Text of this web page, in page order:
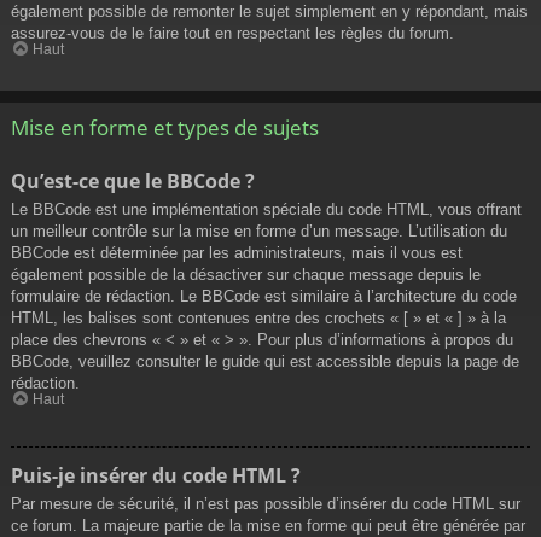
également possible de remonter le sujet simplement en y répondant, mais
assurez-vous de le faire tout en respectant les règles du forum.
Haut
Mise en forme et types de sujets
Qu’est-ce que le BBCode ?
Le BBCode est une implémentation spéciale du code HTML, vous offrant
un meilleur contrôle sur la mise en forme d’un message. L’utilisation du
BBCode est déterminée par les administrateurs, mais il vous est
également possible de la désactiver sur chaque message depuis le
formulaire de rédaction. Le BBCode est similaire à l’architecture du code
HTML, les balises sont contenues entre des crochets « [ » et « ] » à la
place des chevrons « < » et « > ». Pour plus d’informations à propos du
BBCode, veuillez consulter le guide qui est accessible depuis la page de
rédaction.
Haut
Puis-je insérer du code HTML ?
Par mesure de sécurité, il n’est pas possible d’insérer du code HTML sur
ce forum. La majeure partie de la mise en forme qui peut être générée par